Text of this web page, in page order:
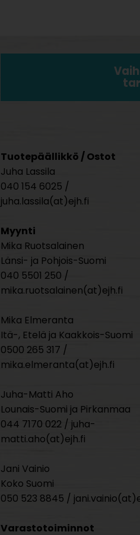
Tuotepäällikkö / Ostot
Juha Lassila
040 154 6025 /
juha.lassila(at)ejh.fi
Myynti
Mika Ruotsalainen
Länsi- ja Pohjois-Suomi
040 5501 250 /
mika.ruotsalainen(at)ejh.fi
Mika Elmeranta
Itä-, Etelä ja Kaakkois-Suomi
0500 265 317 /
mika.elmeranta(at)ejh.fi
Juha-Matti Aho
Lounais-Suomi ja Pirkanmaa
044 7170 022 / juha-
matti.aho(at)ejh.fi
Jani Vainio
Koko Suomi
050 523 8845 /
Varastotoiminnot